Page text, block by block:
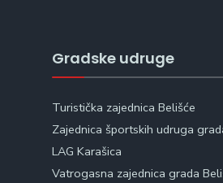
Gradske udruge
Turistička zajednica Belišće
Zajednica športskih udruga
LAG Karašica
Vatrogasna zajednica grada